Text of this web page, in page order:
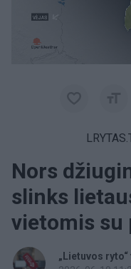
Nors
slinks
vietomis su
„Lietuvos